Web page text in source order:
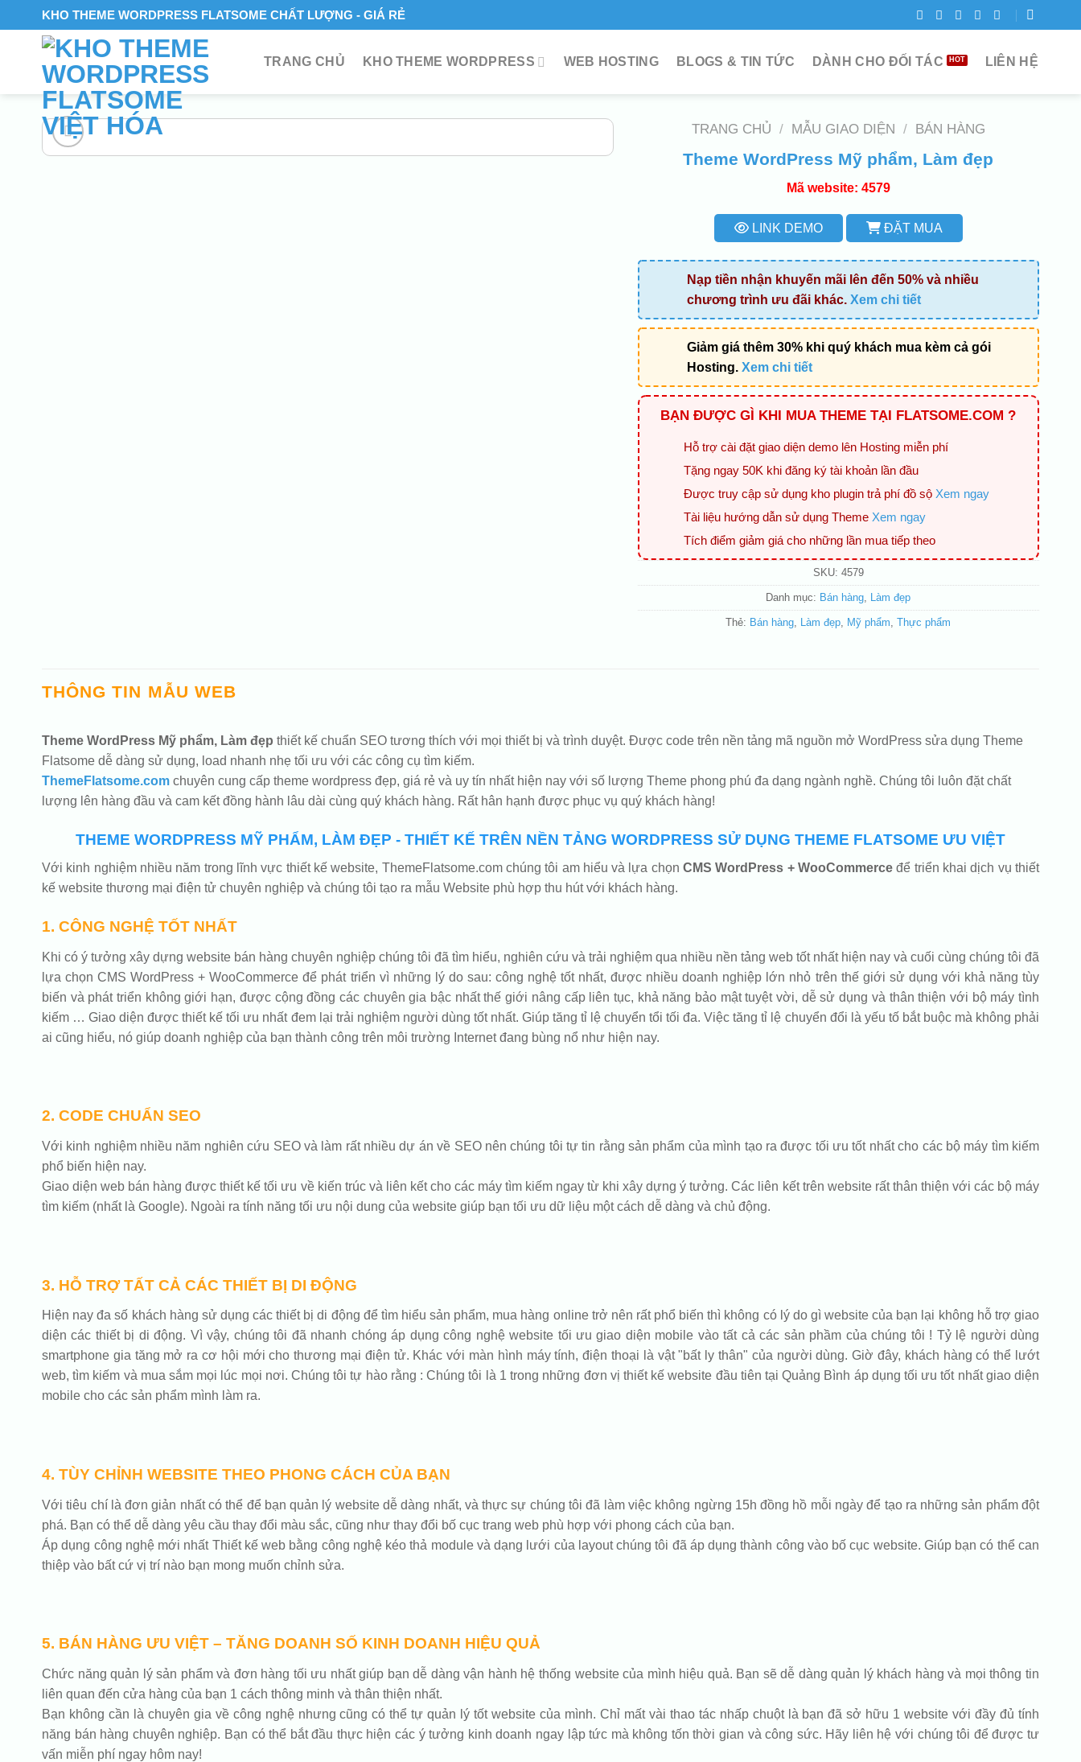
to
KHO THEME WORDPRESS FLATSOME CHẤT LƯỢNG - GIÁ RẺ
TRANG CHỦ KHO THEME WORDPRESS WEB HOSTING BLOGS & TIN TỨC DÀNH CHO ĐỐI TÁC LIÊN HỆ
TRANG CHỦ / MẪU GIAO DIỆN / BÁN HÀNG
Theme WordPress Mỹ phẩm, Làm đẹp
Mã website: 4579
LINK DEMO ĐẶT MUA
Nạp tiền nhận khuyến mãi lên đến 50% và nhiều
chương trình ưu đãi khác. Xem chi tiết
Giảm giá thêm 30% khi quý khách mua kèm cả gói
Hosting. Xem chi tiết
BẠN ĐƯỢC GÌ KHI MUA THEME TẠI FLATSOME.COM ?
Hỗ trợ cài đặt giao diện demo lên Hosting miễn phí
Tặng ngay 50K khi đăng ký tài khoản lần đầu
Được truy cập sử dụng kho plugin trả phí đồ sộ Xem ngay
Tài liệu hướng dẫn sử dụng Theme Xem ngay
Tích điểm giảm giá cho những lần mua tiếp theo
SKU: 4579
Danh mục: Bán hàng Làm đẹp
Thẻ: Bán hàng Làm đẹp Mỹ phẩm ,Thực phẩm
THÔNG TIN MẪU WEB
Theme WordPress Mỹ phẩm, Làm đẹp thiết kế chuẩn SEO tương thích với mọi thiết bị và trình duyệt. Được code trên nền tảng mã nguồn mở WordPress sửa dụng Theme
Flatsome dễ dàng sử dụng, load nhanh nhẹ tối ưu với các công cụ tìm kiếm.
ThemeFlatsome.com chuyên cung cấp theme wordpress đẹp, giá rẻ và uy tín nhất hiện nay với số lượng Theme phong phú đa dạng ngành nghề. Chúng tôi luôn đặt chất
lượng lên hàng đầu và cam kết đồng hành lâu dài cùng quý khách hàng. Rất hân hạnh được phục vụ quý khách hàng!
THEME WORDPRESS MỸ PHẨM, LÀM ĐẸP - THIẾT KẾ TRÊN NỀN TẢNG WORDPRESS SỬ DỤNG THEME FLATSOME ƯU VIỆT
Với kinh nghiệm nhiều năm trong lĩnh vực thiết kế website, ThemeFlatsome.com chúng tôi am hiểu và lựa chọnCMS WordPress + WooCommerce để triển khai dịch vụ thiết
kế website thương mại điện tử chuyên nghiệp và chúng tôi tạo ra mẫu Website phù hợp thu hút với khách hàng.
1. CÔNG NGHỆ TỐT NHẤT
Khi có ý tưởng xây dựng website bán hàng chuyên nghiệp chúng tôi đã tìm hiểu, nghiên cứu và trải nghiệm qua nhiều nền tảng web tốt nhất hiện nay và cuối cùng chúng tôi đã
lựa chọn CMS WordPress + WooCommerce để phát triển vì những lý do sau: công nghệ tốt nhất, được nhiều doanh nghiệp lớn nhỏ trên thế giới sử dụng với khả năng tùy
biến và phát triển không giới hạn, được cộng đồng các chuyên gia bậc nhất thế giới nâng cấp liên tục, khả năng bảo mật tuyệt vời, dễ sử dụng và thân thiện với bộ máy tình
kiếm … Giao diện được thiết kế tối ưu nhất đem lại trải nghiệm người dùng tốt nhất. Giúp tăng tỉ lệ chuyển tổi tối đa. Việc tăng tỉ lệ chuyển đổi là yếu tố bắt buộc mà không phải
ai cũng hiểu, nó giúp doanh nghiệp của bạn thành công trên môi trường Internet đang bùng nổ như hiện nay.
2. CODE CHUẨN SEO
Với kinh nghiệm nhiều năm nghiên cứu SEO và làm rất nhiều dự án về SEO nên chúng tôi tự tin rằng sản phẩm của mình tạo ra được tối ưu tốt nhất cho các bộ máy tìm kiếm
phổ biến hiện nay.
Giao diện web bán hàng được thiết kế tối ưu về kiến trúc và liên kết cho các máy tìm kiếm ngay từ khi xây dựng ý tưởng. Các liên kết trên website rất thân thiện với các bộ máy
tìm kiếm (nhất là Google). Ngoài ra tính năng tối ưu nội dung của website giúp bạn tối ưu dữ liệu một cách dễ dàng và chủ động.
3. HỖ TRỢ TẤT CẢ CÁC THIẾT BỊ DI ĐỘNG
Hiện nay đa số khách hàng sử dụng các thiết bị di động để tìm hiểu sản phẩm, mua hàng online trở nên rất phổ biến thì không có lý do gì website của bạn lại không hỗ trợ giao
diện các thiết bị di động. Vì vậy, chúng tôi đã nhanh chóng áp dụng công nghệ website tối ưu giao diện mobile vào tất cả các sản phầm của chúng tôi ! Tỷ lệ người dùng
smartphone gia tăng mở ra cơ hội mới cho thương mại điện tử. Khác với màn hình máy tính, điện thoại là vật "bất ly thân" của người dùng. Giờ đây, khách hàng có thể lướt
web, tìm kiếm và mua sắm mọi lúc mọi nơi. Chúng tôi tự hào rằng : Chúng tôi là 1 trong những đơn vị thiết kế website đầu tiên tại Quảng Bình áp dụng tối ưu tốt nhất giao diện
mobile cho các sản phẩm mình làm ra.
4. TÙY CHỈNH WEBSITE THEO PHONG CÁCH CỦA BẠN
Với tiêu chí là đơn giản nhất có thể để bạn quản lý website dễ dàng nhất, và thực sự chúng tôi đã làm việc không ngừng 15h đồng hồ mỗi ngày để tạo ra những sản phẩm đột
phá. Bạn có thể dễ dàng yêu cầu thay đổi màu sắc, cũng như thay đổi bố cục trang web phù hợp với phong cách của bạn.
Áp dụng công nghệ mới nhất Thiết kế web bằng công nghệ kéo thả module và dạng lưới của layout chúng tôi đã áp dụng thành công vào bố cục website. Giúp bạn có thể can
thiệp vào bất cứ vị trí nào bạn mong muốn chỉnh sửa.
5. BÁN HÀNG ƯU VIỆT – TĂNG DOANH SỐ KINH DOANH HIỆU QUẢ
Chức năng quản lý sản phẩm và đơn hàng tối ưu nhất giúp bạn dễ dàng vận hành hệ thống website của mình hiệu quả. Bạn sẽ dễ dàng quản lý khách hàng và mọi thông tin
liên quan đến cửa hàng của bạn 1 cách thông minh và thân thiện nhất.
Bạn không cần là chuyên gia về công nghệ nhưng cũng có thể tự quản lý tốt website của mình. Chỉ mất vài thao tác nhấp chuột là bạn đã sở hữu 1 website với đầy đủ tính
năng bán hàng chuyên nghiệp. Bạn có thể bắt đầu thực hiện các ý tưởng kinh doanh ngay lập tức mà không tốn thời gian và công sức. Hãy liên hệ với chúng tôi để được tư
vấn miễn phí ngay hôm nay!